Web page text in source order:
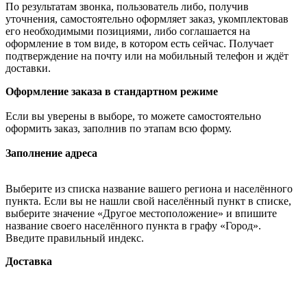
По результатам звонка, пользователь либо, получив
уточнения, самостоятельно оформляет заказ, укомплектовав
его необходимыми позициями, либо соглашается на
оформление в том виде, в котором есть сейчас. Получает
подтверждение на почту или на мобильный телефон и ждёт
доставки.
Оформление заказа в стандартном режиме
Если вы уверены в выборе, то можете самостоятельно
оформить заказ, заполнив по этапам всю форму.
Заполнение адреса
Выберите из списка название вашего региона и населённого
пункта. Если вы не нашли свой населённый пункт в списке,
выберите значение «Другое местоположение» и впишите
название своего населённого пункта в графу «Город».
Введите правильный индекс.
Доставка